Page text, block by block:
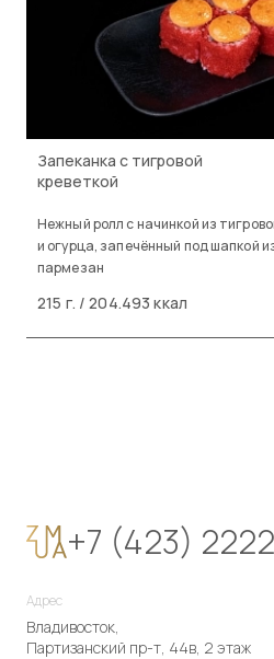
Запеканка с тигровой
креветкой
Нежный ролл с начинкой из
и огурца, запечённый под шапкой
пармезан
215 г. / 204.493 ккал
+7 (423)
Адрес
Владивосток,
Партизанский пр-т, 44в, 2 этаж